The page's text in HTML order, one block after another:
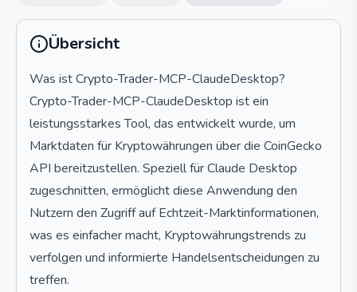
Übersicht
Was ist Crypto-Trader-MCP-ClaudeDesktop?
Crypto-Trader-MCP-ClaudeDesktop ist ein
leistungsstarkes Tool, das entwickelt wurde, um
Marktdaten für Kryptowährungen über die CoinGecko
API bereitzustellen. Speziell für Claude Desktop
zugeschnitten, ermöglicht diese Anwendung den
Nutzern den Zugriff auf Echtzeit-Marktinformationen,
was es einfacher macht, Kryptowährungstrends zu
verfolgen und informierte Handelsentscheidungen zu
treffen.